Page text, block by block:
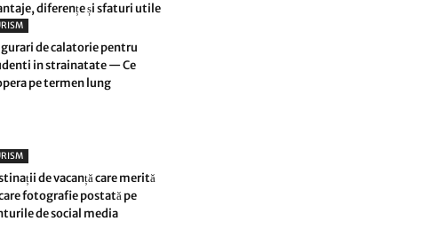
diferențe și sfaturi utile
de calatorie pentru
in strainatate — Ce
pe termen lung
de vacanță care merită
fotografie postată pe
de social media